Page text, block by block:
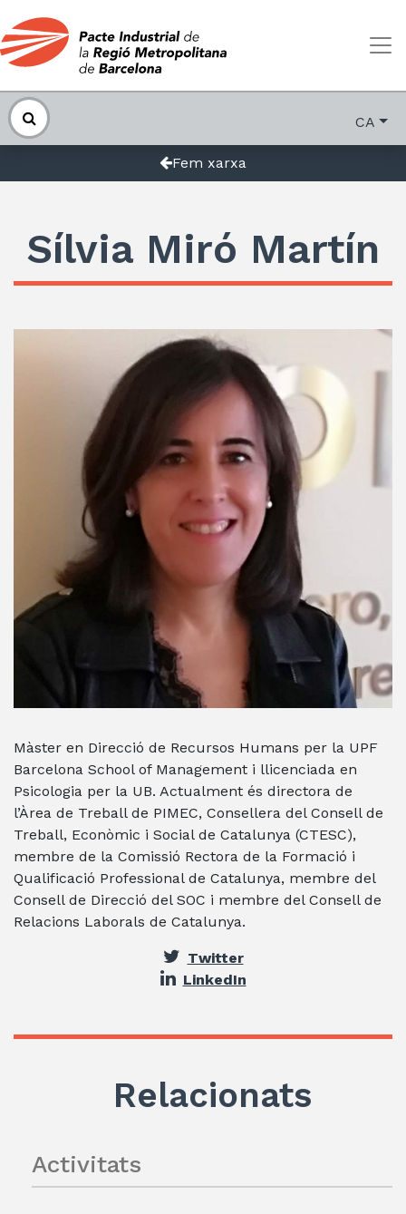
CA
Fem xarxa
Sílvia Miró Martín
Màster en Direcció de Recursos Humans per la UPF
Barcelona School of Management i llicenciada en
Psicologia per la UB. Actualment és directora de
l’Àrea de Treball de PIMEC, Consellera del Consell de
Treball, Econòmic i Social de Catalunya (CTESC),
membre de la Comissió Rectora de la Formació i
Qualificació Professional de Catalunya, membre del
Consell de Direcció del SOC i membre del Consell de
Relacions Laborals de Catalunya.
Twitter
LinkedIn
Relacionats
Activitats